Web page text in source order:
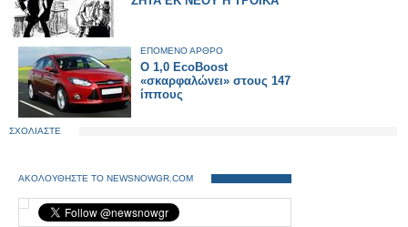
ΕΠΟΜΕΝΟ ΑΡΘΡΟ
Ο 1,0 EcoBoost
«σκαρφαλώνει» στους 147
ίππους
ΣΧΟΛΙΑΣΤΕ
ΑΚΟΛΟΥΘΗΣΤΕ ΤΟ NEWSNOWGR.COM